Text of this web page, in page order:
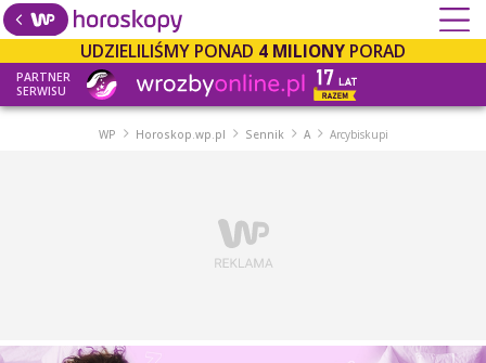
UDZIELILIŚMY PONAD 4 MILIONY PORAD
PARTNER
SERWISU
WP Horoskop.wp.pl Sennik A Arcybiskupi